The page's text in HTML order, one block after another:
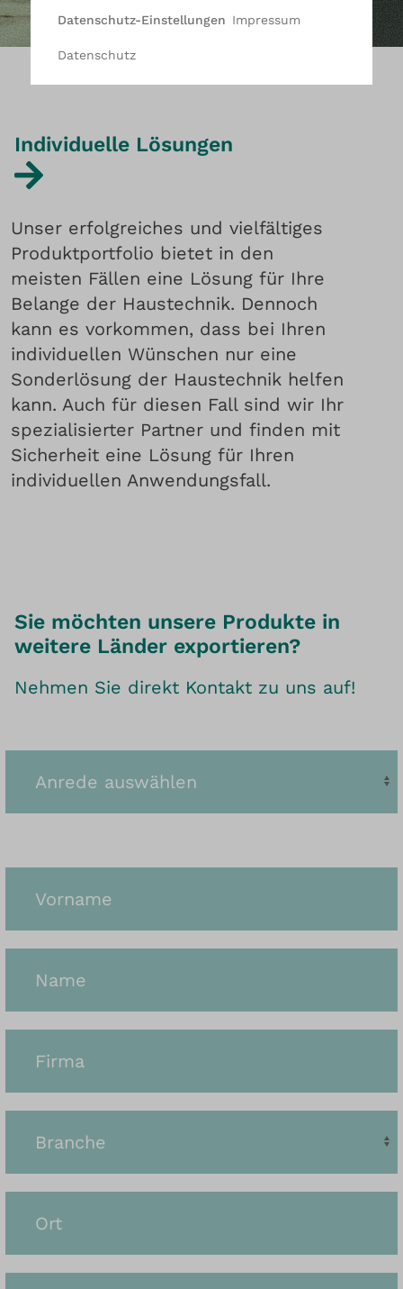
Individuelle Lösungen
Unser erfolgreiches und vielfältiges
Produktportfolio bietet in den
meisten Fällen eine Lösung für Ihre
Belange der Haustechnik. Dennoch
kann es vorkommen, dass bei Ihren
individuellen Wünschen nur eine
Sonderlösung der Haustechnik helfen
kann. Auch für diesen Fall sind wir Ihr
spezialisierter Partner und finden mit
Sicherheit eine Lösung für Ihren
individuellen Anwendungsfall.
Sie möchten unsere Produkte in
weitere Länder exportieren?
Nehmen Sie direkt Kontakt zu uns auf!
Datenschutz-Einstellungen Impressum
Datenschutz